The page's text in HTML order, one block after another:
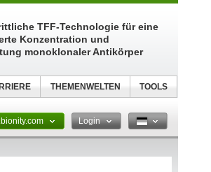
Login
TFF-Technologie für eine
Konzentration und
monoklonaler Antikörper
THEMENWELTEN TOOLS